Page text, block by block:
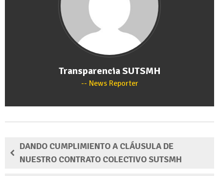
Transparencia SUTSMH
News Reporter
DANDO CUMPLIMIENTO A CLÁUSULA DE
NUESTRO CONTRATO COLECTIVO SUTSMH